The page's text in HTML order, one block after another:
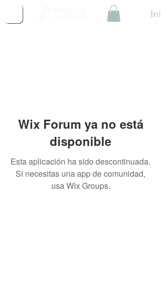
Wix Forum ya no está
disponible
Esta aplicación ha sido descontinuada.
Si necesitas una app de comunidad,
usa Wix Groups.